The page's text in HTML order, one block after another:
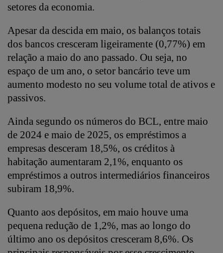
setores da economia.
Apesar da descida em maio, os balanços totais
dos bancos cresceram ligeiramente (0,77%) em
relação a maio do ano passado. Ou seja, no
espaço de um ano, o setor bancário teve um
aumento modesto no seu volume total de ativos e
passivos.
Ainda segundo os números do BCL, entre maio
de 2024 e maio de 2025, os empréstimos a
empresas desceram 18,5%, os créditos à
habitação aumentaram 2,1%, enquanto os
empréstimos a outros intermediários financeiros
subiram 18,9%.
Quanto aos depósitos, em maio houve uma
pequena redução de 1,2%, mas ao longo do
último ano os depósitos cresceram 8,6%. Os